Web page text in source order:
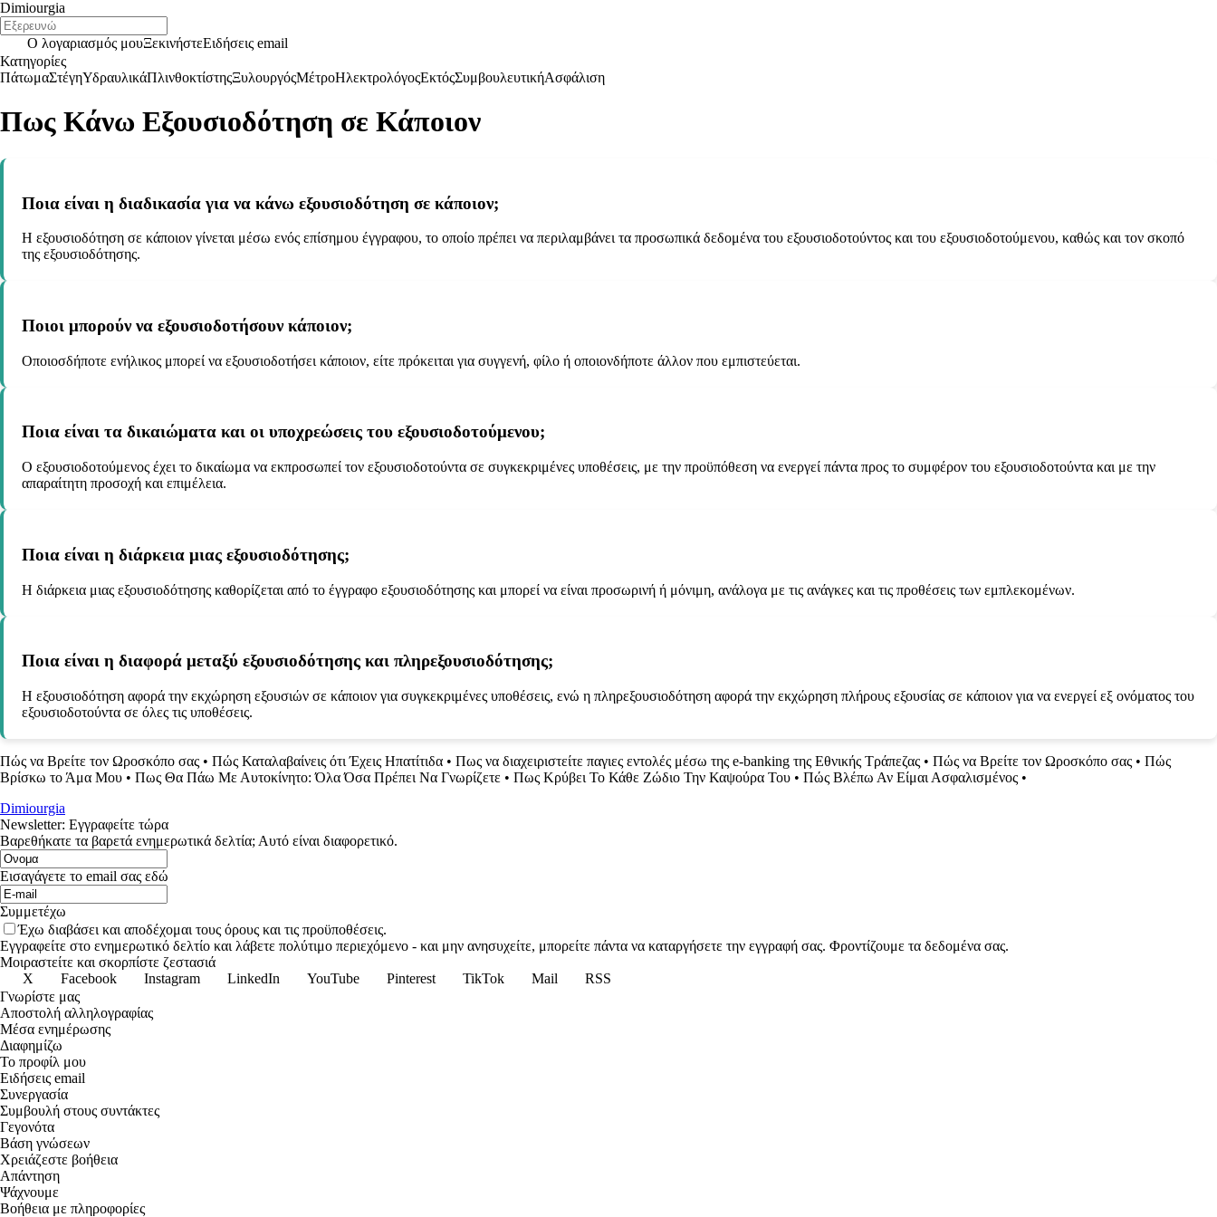
Dimiourgia
Ο λογαριασμός μουΞεκινήστεΕιδήσεις email
Κατηγορίες
ΠάτωμαΣτέγηΥδραυλικάΠλινθοκτίστηςΞυλουργόςΜέτροΗλεκτρολόγοςΕκτόςΣυμβουλευτικήΑσφάλιση
Πως Κάνω Εξουσιοδότηση σε Κάποιον
Ποια είναι η διαδικασία για να κάνω εξουσιοδότηση σε κάποιον;
Η εξουσιοδότηση σε κάποιον γίνεται μέσω ενός επίσημου έγγραφου, το οποίο πρέπει να περιλαμβάνει τα προσωπικά δεδομένα του εξουσιοδοτούντος και του εξουσιοδοτούμενου, καθώς και τον σκοπό
της εξουσιοδότησης.
Ποιοι μπορούν να εξουσιοδοτήσουν κάποιον;
Οποιοσδήποτε ενήλικος μπορεί να εξουσιοδοτήσει κάποιον, είτε πρόκειται για συγγενή, φίλο ή οποιονδήποτε άλλον που εμπιστεύεται.
Ποια είναι τα δικαιώματα και οι υποχρεώσεις του εξουσιοδοτούμενου;
Ο εξουσιοδοτούμενος έχει το δικαίωμα να εκπροσωπεί τον εξουσιοδοτούντα σε συγκεκριμένες υποθέσεις, με την προϋπόθεση να ενεργεί πάντα προς το συμφέρον του εξουσιοδοτούντα και με την
απαραίτητη προσοχή και επιμέλεια.
Ποια είναι η διάρκεια μιας εξουσιοδότησης;
Η διάρκεια μιας εξουσιοδότησης καθορίζεται από το έγγραφο εξουσιοδότησης και μπορεί να είναι προσωρινή ή μόνιμη, ανάλογα με τις ανάγκες και τις προθέσεις των εμπλεκομένων.
Ποια είναι η διαφορά μεταξύ εξουσιοδότησης και πληρεξουσιοδότησης;
Η εξουσιοδότηση αφορά την εκχώρηση εξουσιών σε κάποιον για συγκεκριμένες υποθέσεις, ενώ η πληρεξουσιοδότηση αφορά την εκχώρηση πλήρους εξουσίας σε κάποιον για να ενεργεί εξ ονόματος του
εξουσιοδοτούντα σε όλες τις υποθέσεις.
Πώς να Βρείτε τον Ωροσκόπο σας • Πώς Καταλαβαίνεις ότι Έχεις Ηπατίτιδα • Πως να διαχειριστείτε παγιες εντολές μέσω της e-banking της Εθνικής Τράπεζας • Πώς να Βρείτε τον Ωροσκόπο σας • Πώς
Βρίσκω το Άμα Μου • Πως Θα Πάω Με Αυτοκίνητο: Όλα Όσα Πρέπει Να Γνωρίζετε • Πως Κρύβει Το Κάθε Ζώδιο Την Καψούρα Του • Πώς Βλέπω Αν Είμαι Ασφαλισμένος •
Dimiourgia
Newsletter: Εγγραφείτε τώρα
Βαρεθήκατε τα βαρετά ενημερωτικά δελτία; Αυτό είναι διαφορετικό.
Εισαγάγετε το email σας εδώ
Συμμετέχω
Έχω διαβάσει και αποδέχομαι τους όρους και τις προϋποθέσεις.
Εγγραφείτε στο ενημερωτικό δελτίο και λάβετε πολύτιμο περιεχόμενο - και μην ανησυχείτε, μπορείτε πάντα να καταργήσετε την εγγραφή σας. Φροντίζουμε τα δεδομένα σας.
Μοιραστείτε και σκορπίστε ζεστασιά
X
Facebook Instagram LinkedIn YouTube Pinterest TikTok Mail
RSS
Γνωρίστε μας
Αποστολή αλληλογραφίας
Μέσα ενημέρωσης
Διαφημίζω
Το προφίλ μου
Ειδήσεις email
Συνεργασία
Συμβουλή στους συντάκτες
Γεγονότα
Βάση γνώσεων
Χρειάζεστε βοήθεια
Απάντηση
Ψάχνουμε
Βοήθεια με πληροφορίες